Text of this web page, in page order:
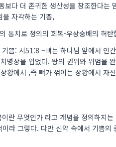
보다 더 존귀한 생산성을 창조한다는
을 자각하는 기쁨,
통치로 정의의 회복-우상숭배의 허탄
쁨: 시51:8 –뼈는 하나님 앞에서 인
명상을 입었다. 왕의 권위와 위엄을
황에서 ,즉 뼈가 꺾이는 상황에서 자
란 무엇인가 라고 개념을 정의하지
라 그렇다. 다만 신약 속에서 기쁨의